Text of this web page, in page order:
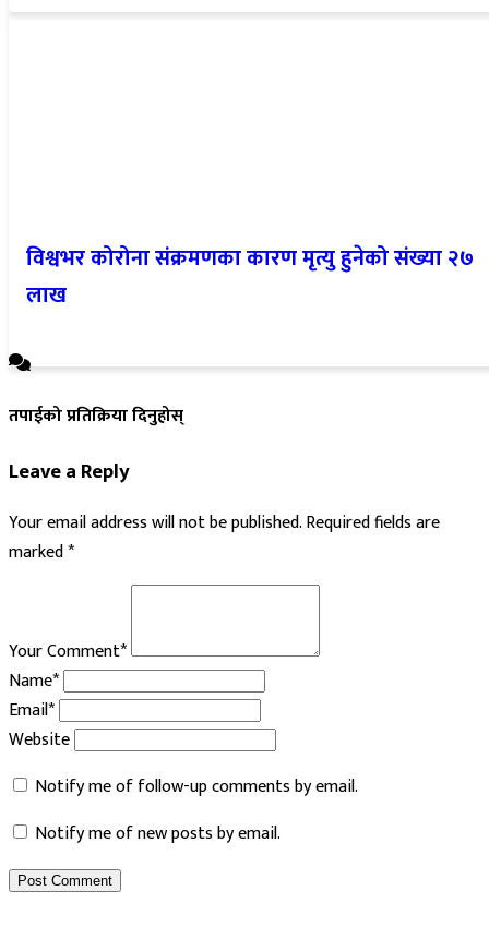
विश्वभर कोरोना संक्रमणका कारण मृत्यु हुनेको संख्या २७
लाख
तपाईको प्रतिक्रिया दिनुहोस्
Leave a Reply
Your email address will not be published.Required fields are
marked*
Your Comment*
Name*
Email*
Website
Notify me of follow-up comments by email.
Notify me of new posts by email.